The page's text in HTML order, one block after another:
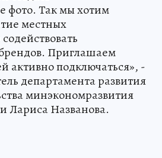
фото. Так мы хотим
местных
Приглашаем
активно подключаться», -
департамента развития
минэкономразвития
Лариса Названова.